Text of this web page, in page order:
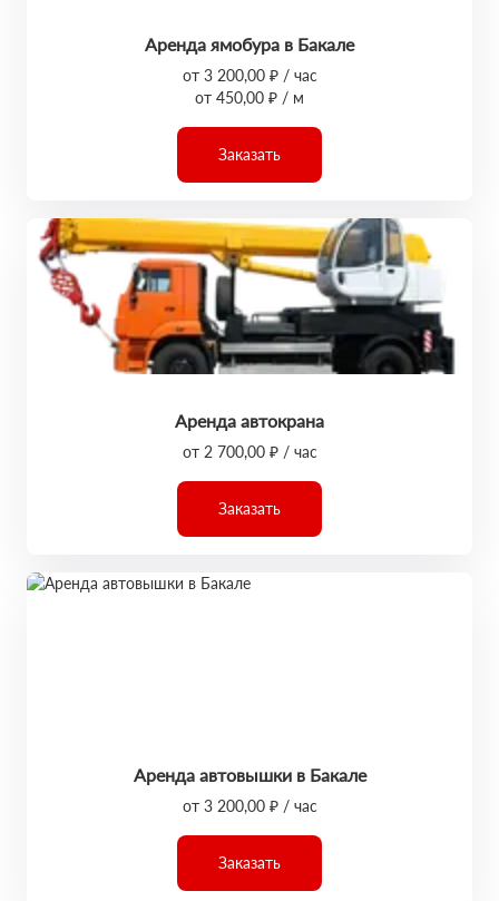
Аренда ямобура в Бакале
от 3 200,00 ₽ / час
от 450,00 ₽ / м
Заказать
Аренда автокрана
от 2 700,00 ₽ / час
Заказать
Аренда автовышки в Бакале
от 3 200,00 ₽ / час
Заказать